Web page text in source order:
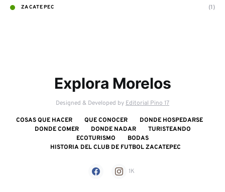
ZACATEPEC (1)
Explora Morelos
Designed & Developed by Editorial Pino 17
1K
COSAS QUE HACER QUE CONOCER
DONDE HOSPEDARSE
DONDE COMER
DONDE NADAR
TURISTEANDO
ECOTURISMO
BODAS
HISTORIA DEL CLUB DE FUTBOL ZACATEPEC